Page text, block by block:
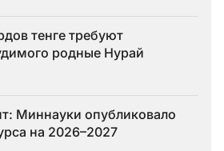
тенге требуют
родные Нурай
Миннауки опубликовало
на 2026–2027